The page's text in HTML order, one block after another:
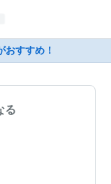
おすすめ！
る